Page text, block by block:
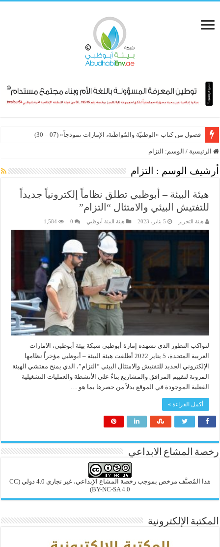
فصول من كتاب «الوطنيّة والمُواطَنة، الإمارات نموذجاً» (07 – 30)
الرئيسية / الوسم: التزام
أرشيف الوسم : التزام
هيئة البيئة – أبوظبي تطلق نظاماً إلكترونياً جديداً
للتفتيش البيئي والامتثال “التزام”
هيئة التحرير 5 يناير، 2023 هيئة البيئة أبوظبي 0
1,584
لتواكب التطور الذي تشهده إمارة أبوظبي شبكة بيئة أبوظبي، الامارات
العربية المتحدة، 5 يناير 2022 أطلقت هيئة البيئة – أبوظبي مؤخراً نظامها
الإلكتروني الجديد للتفتيش والامتثال البيئي “التزام”، الذي يمنح مفتشي الهيئة
المرونة لتقييم المرافق والمشاريع بناءً على الأنشطة والعمليات التشغيلية
الفعلية الموجودة في الموقع بدلاً من حصرها بما هو …
أكمل القراءة »
رخصة المشاع الابداعي
هذا المُصنَّف مرخص بموجب رخصة المشاع الإبداعي، غير تجاري 4.0 دولي
(CC
BY-NC-SA 4.0)
المكتبة الإلكترونية